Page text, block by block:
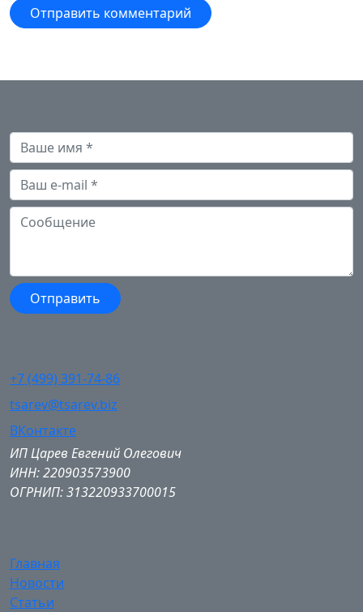
+7 (499) 391-74-86
tsarev@tsarev.biz
ВКонтакте
ИП Царев Евгений Олегович
ИНН: 220903573900
ОГРНИП: 313220933700015
Главная
Новости
Статьи